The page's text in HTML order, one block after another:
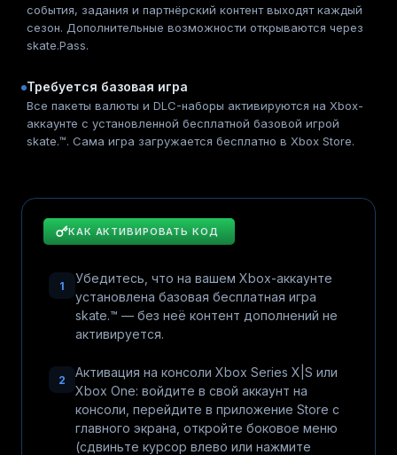
события, задания и партнёрский контент выходят каждый
сезон. Дополнительные возможности открываются через
skate.Pass.
Требуется базовая игра
Все пакеты валюты и DLC-наборы активируются на Xbox-
аккаунте с установленной бесплатной базовой игрой
skate.™. Сама игра загружается бесплатно в Xbox Store.
КАК АКТИВИРОВАТЬ КОД
1
Убедитесь, что на вашем Xbox-аккаунте
установлена базовая бесплатная игра
skate.™ — без неё контент дополнений не
активируется.
2
Активация на консоли Xbox Series X|S или
Xbox One: войдите в свой аккаунт на
консоли, перейдите в приложение Store с
главного экрана, откройте боковое меню
(сдвиньте курсор влево или нажмите